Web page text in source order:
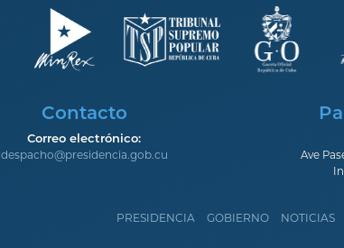
Contacto
Correo electrónico:
despacho@presidencia.gob.cu
Ave
PRESIDENCIA GOBIERNO NOTICIAS